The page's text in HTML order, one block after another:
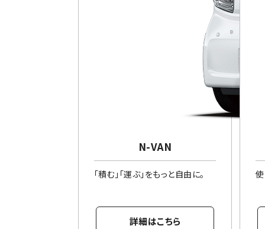
N-VAN
「積む」「運ぶ」をもっと自由に。
詳細はこちら